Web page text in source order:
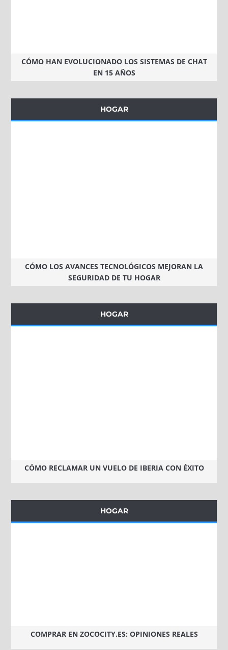
CÓMO HAN EVOLUCIONADO LOS SISTEMAS DE CHAT
EN 15 AÑOS
HOGAR
CÓMO LOS AVANCES TECNOLÓGICOS MEJORAN LA
SEGURIDAD DE TU HOGAR
HOGAR
CÓMO RECLAMAR UN VUELO DE IBERIA CON ÉXITO
HOGAR
COMPRAR EN ZOCOCITY.ES: OPINIONES REALES